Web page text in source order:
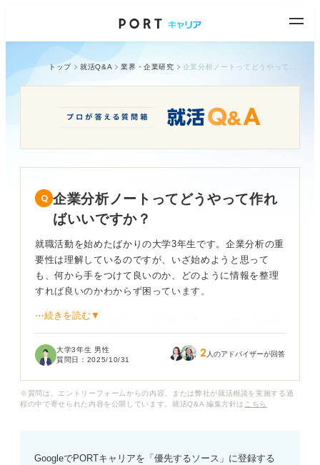
トップ 就活Q&A 業界・企業研究
企業分析ノートってどうやって作れ
ばいいですか？
就職活動を始めたばかりの大学3年生です。企業分析の重
要性は理解しているのですが、いざ始めようと思って
も、何から手をつけて良いのか、どのように情報を整理
すれば良いのかわからず困っています。
先輩から「企業分析ノートを作ると良い」と聞いたので
ょうか？ ノートにまとめることで、どのようなメリット
企業分析ノートにおいて、効率的な情報収集の方法や、
⋯続きを読む▼
大学3年生 男性
質問日： 2025/10/31 2 人のアドバイザーが回答
※質問は、エントリーフォームからの内容、または弊社が就活相談を実施する過
程の中で寄せられた内容を公開しています。就活Q&A 編集方針は こちら
GoogleでPORTキャリアを「優先するソース」に登録する